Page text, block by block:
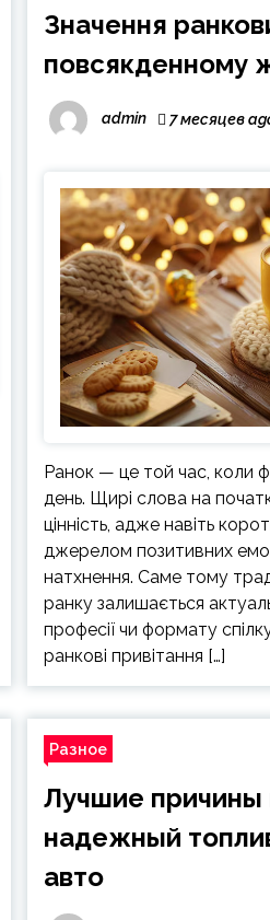
Значення
повсякденному
admin 7 месяцев
Ранок — це той час, коли
день. Щирі слова на
цінність, адже навіть
джерелом позитивних
натхнення. Саме тому
ранку залишається
професії чи формату
ранкові привітання […]
Разное
Лучшие причины
надежный
авто